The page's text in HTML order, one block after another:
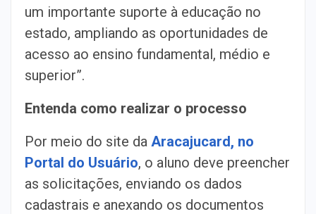
um importante suporte à educação no
estado, ampliando as oportunidades de
acesso ao ensino fundamental, médio e
superior”.
Entenda como realizar o processo
Por meio do site da Aracajucard, no
Portal do Usuário, o aluno deve preencher
as solicitações, enviando os dados
cadastrais e anexando os documentos